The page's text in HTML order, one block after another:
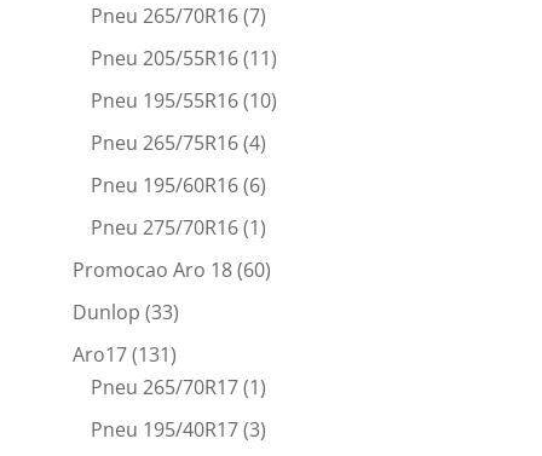
Pneu 265/70R16(7)
Pneu 205/55R16(11)
Pneu 195/55R16(10)
Pneu 265/75R16(4)
Pneu 195/60R16(6)
Pneu 275/70R16(1)
Promocao Aro 18(60)
Dunlop (33)
Aro17(131)
Pneu 265/70R17(1)
Pneu 195/40R17(3)